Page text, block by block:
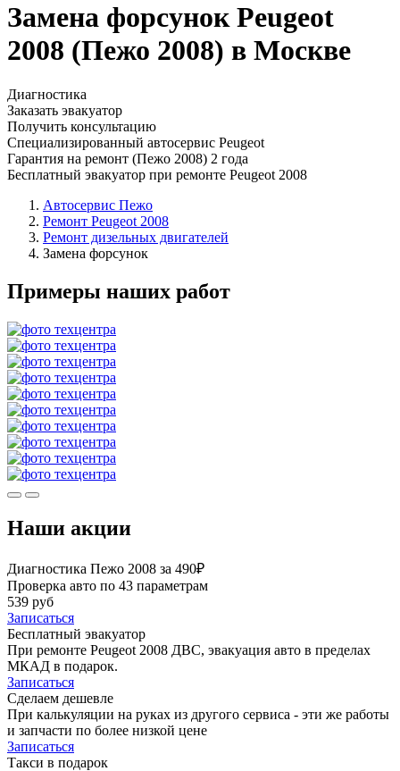
Замена форсунок Peugeot
2008 (Пежо 2008) в Москве
Диагностика
Заказать эвакуатор
Получить консультацию
Специализированный автосервис Peugeot
Гарантия на ремонт (Пежо 2008) 2 года
Бесплатный эвакуатор при ремонте Peugeot 2008
Автосервис Пежо
Ремонт Peugeot 2008
Ремонт дизельных двигателей
Замена форсунок
Примеры наших работ
Наши акции
Диагностика Пежо 2008 за 490₽
Проверка авто по 43 параметрам
539 руб
Записаться
Бесплатный эвакуатор
При ремонте Peugeot 2008 ДВС, эвакуация авто в пределах
МКАД в подарок.
Записаться
Сделаем дешевле
При калькуляции на руках из другого сервиса - эти же работы
и запчасти по более низкой цене
Записаться
Такси в подарок